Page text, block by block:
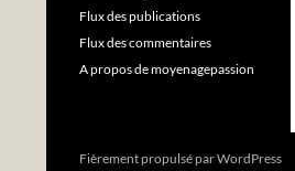
Flux des publications
Flux des commentaires
A propos de moyenagepassion
Fièrement propulsé par WordPress